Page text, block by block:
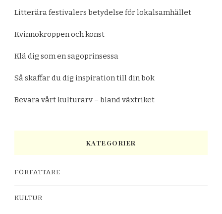
Litterära festivalers betydelse för lokalsamhället
Kvinnokroppen och konst
Klä dig som en sagoprinsessa
Så skaffar du dig inspiration till din bok
Bevara vårt kulturarv – bland växtriket
KATEGORIER
FÖRFATTARE
KULTUR